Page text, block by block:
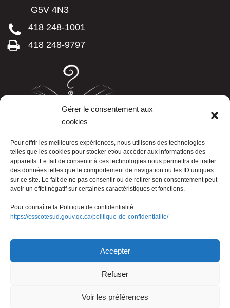
Gérer le consentement aux
cookies
Pour offrir les meilleures expériences, nous utilisons des technologies
telles que les cookies pour stocker et/ou accéder aux informations des
appareils. Le fait de consentir à ces technologies nous permettra de traiter
des données telles que le comportement de navigation ou les ID uniques
sur ce site. Le fait de ne pas consentir ou de retirer son consentement peut
avoir un effet négatif sur certaines caractéristiques et fonctions.
Pour connaître la Politique de confidentialité :
https://csscotesud.gouv.qc.ca/politique-de-confidentialite/
Accepter
Refuser
Voir les préférences
G5V 4N3
418 248-1001
418 248-9797
LISTE TÉLÉPHONIQUE
Nous joindre
© Gouvernement du Québec, 2026